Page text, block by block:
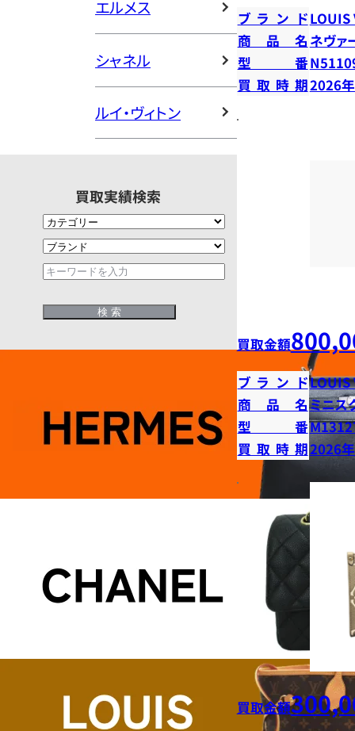
エルメス
シャネル
ルイ・ヴィトン
買取実績検索
ブランドLOUIS
商品名 ネヴァ
型番
買取時期2026
買取金額
ブランドLOUIS
商品名ミニス
型番
買取時期2026
買取金額